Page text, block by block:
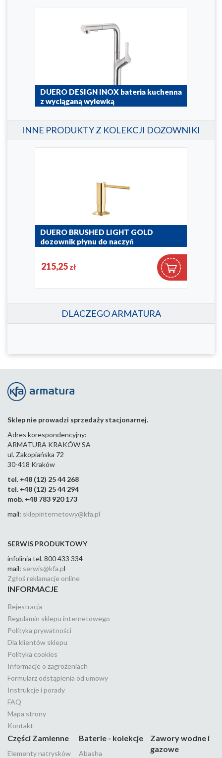
DUERO DESIGN INOX bateria kuchenna
z wyciąganą wylewką
6623-220-22
INNE PRODUKTY Z KOLEKCJI DOZOWNIKI
DUERO BRUSHED LIGHT GOLD
dozownik płynu do naczyń
215,25 zł
DLACZEGO ARMATURA
Sklep nie prowadzi sprzedaży stacjonarnej.
Adres korespondencyjny:
ARMATURA KRAKÓW SA
ul. Zakopiańska 72
30-418 Kraków
tel. +48 (12) 25 44 268
tel. +48 (12) 25 44 294
mob. +48 783 920 173
mail: sklepinternetowy@kfa.pl
SERWIS PRODUKTOWY
infolinia tel. 800 433 334
mail: serwis@kfa.pl
Zgłoś reklamacje online
INFORMACJE
Rejestracja
Regulamin sklepu internetowego
Polityka prywatności
Dla klientów sklepu
Polityka cookies
Informacje o zagrożeniach
Formularz odstąpienia od umowy
Instrukcje i porady
FAQ
Mapa strony
Kontakt
Części Zamienne
Elementy natrysków
Baterie - kolekcje
Abasha
Zawory wodne i
gazowe